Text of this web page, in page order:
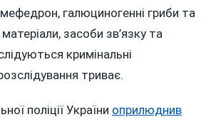
мефедрон, галюциногенні гриби та
засоби зв’язку та
кримінальні
триває.
поліції України оприлюднив